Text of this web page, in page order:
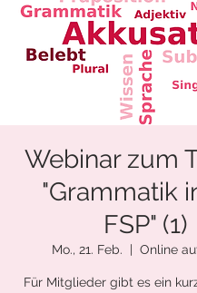
Webinar zum
"Grammatik
FSP" (1)
Mo., 21. Feb.
  |
Online
Für Mitglieder gibt es ein